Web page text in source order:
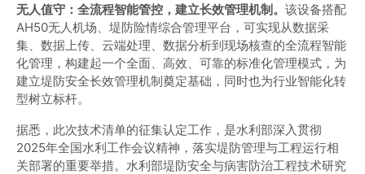
无人值守：全流程智能管控，建立长效管理机制。 该设备搭配
AH50无人机场、堤防险情综合管理平台，可实现从数据采
集、数据上传、云端处理、数据分析到现场核查的全流程智能
化管理，构建起一个全面、高效、可靠的标准化管理模式，为
建立堤防安全长效管理机制奠定基础，同时也为行业智能化转
型树立标杆。
据悉，此次技术清单的征集认定工作，是水利部深入贯彻
2025年全国水利工作会议精神，落实堤防管理与工程运行相
关部署的重要举措。水利部堤防安全与病害防治工程技术研究